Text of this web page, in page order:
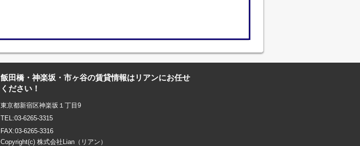
飯田橋・神楽坂・市ヶ谷の賃貸情報はリアンにお任せ
ください！
東京都新宿区神楽坂１丁目9
TEL:03-6265-3315
FAX:03-6265-3316
Copyright(c) 株式会社Lian（リアン）